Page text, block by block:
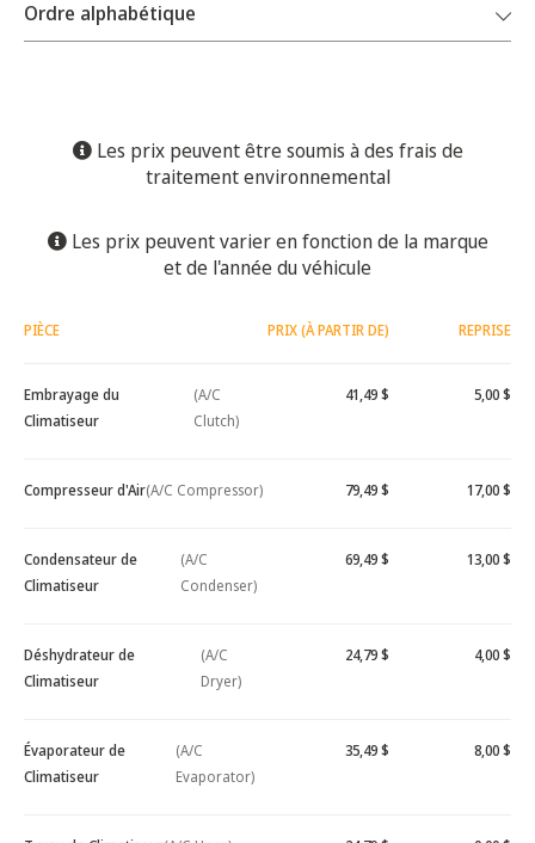
Les prix peuvent être soumis à des frais de
traitement environnemental
Les prix peuvent varier en fonction de la marque
et de l'année du véhicule
PIÈCE PRIX (À PARTIR DE) REPRISE
Embrayage du
Climatiseur
(A/C
Clutch)
41,49 $ 5,00 $
Compresseur d'Air(A/C Compressor) 79,49 $ 17,00 $
Condensateur de
Climatiseur
(A/C
Condenser)
69,49 $ 13,00 $
Déshydrateur de
Climatiseur
(A/C
Dryer)
24,79 $ 4,00 $
Évaporateur de
Climatiseur
(A/C
Evaporator)
35,49 $ 8,00 $